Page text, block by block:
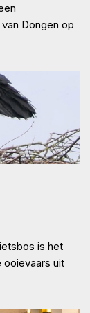
Dongen op
is het
ooievaars uit